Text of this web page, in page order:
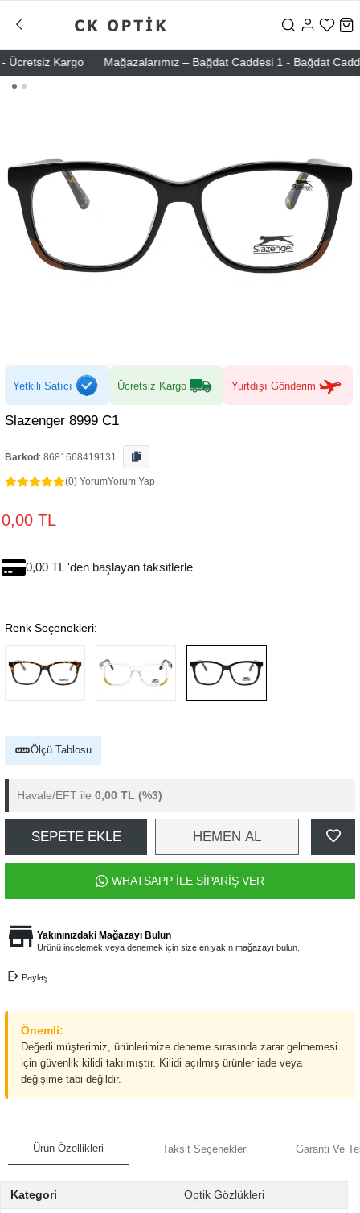
Kargo Mağazalarımız – Bağdat Caddesi 1 - Bağdat
Yetkili Satıcı Ücretsiz Kargo Yurtdışı Gönderim
Slazenger 8999 C1
Barkod : 8681668419131
(0) YorumYorum Yap
0,00 TL
0,00 TL 'den başlayan taksitlerle
Renk Seçenekleri:
Ölçü Tablosu
Havale/EFT ile 0,00 TL (%3)
SEPETE EKLE HEMEN AL
WHATSAPP İLE SİPARİŞ VER
Yakınınızdaki Mağazayı Bulun
Ürünü incelemek veya denemek için size en yakın mağazayı bulun.
Paylaş
Önemli:
Değerli müşterimiz, ürünlerimize deneme sırasında zarar gelmemesi
için güvenlik kilidi takılmıştır. Kilidi açılmış ürünler iade veya
değişime tabi değildir.
Ürün Özellikleri Taksit Seçenekleri Garanti Ve
Kategori Optik Gözlükleri